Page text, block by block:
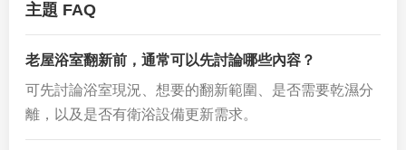
主題 FAQ
老屋浴室翻新前，通常可以先討論哪些內容？
可先討論浴室現況、想要的翻新範圍、是否需要乾濕分
離，以及是否有衛浴設備更新需求。